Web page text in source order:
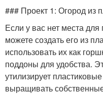
### Проект 1: Огород из
Если у вас нет места
можете создать его из
использовать их как
поддоны для удобства.
утилизирует
выращивать